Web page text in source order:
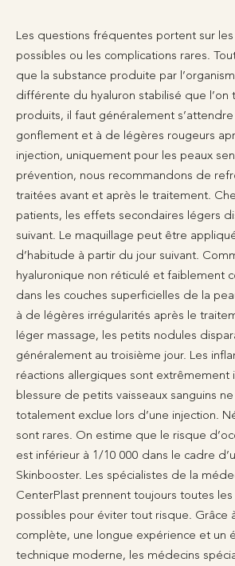
Les questions fréquentes portent sur
possibles ou les complications rares.
que la substance produite par
différente du hyaluron stabilisé que l’on
produits, il faut généralement
gonflement et à de légères rougeurs
injection, uniquement pour les peaux
prévention, nous recommandons de
traitées avant et après le traitement.
patients, les effets secondaires légers
suivant. Le maquillage peut être
d’habitude à partir du jour suivant.
hyaluronique non réticulé et faiblement
dans les couches superficielles de la
à de légères irrégularités après le
léger massage, les petits nodules
généralement au troisième jour. Les
réactions allergiques sont extrêmement
blessure de petits vaisseaux sanguins
totalement exclue lors d’une injection.
sont rares. On estime que le risque
est inférieur à 1/10 000 dans le cadre
Skinbooster. Les spécialistes de la
CenterPlast prennent toujours toutes
possibles pour éviter tout risque. Grâce
complète, une longue expérience et un
technique moderne, les médecins